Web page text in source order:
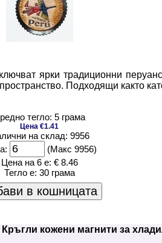
ярки традиционни
Подходящи както
тегло: 5 грама
Цена €1.41
на склад: 9956
(Макс 9956)
Цена на 6 е: € 8.46
Тегло е: 30 грама
в кошницата
кожени магнити за